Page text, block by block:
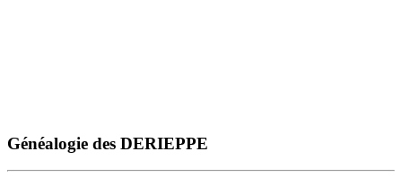
Généalogie des DERIEPPE